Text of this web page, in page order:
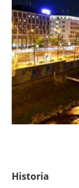
Historia